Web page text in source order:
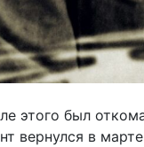
этого был
вернулся в